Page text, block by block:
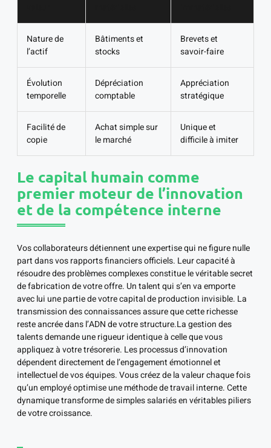
Nature de
l’actif
Bâtiments et
stocks
Brevets et
savoir-faire
Évolution
temporelle
Dépréciation
comptable
Appréciation
stratégique
Facilité de
copie
Achat simple sur
le marché
Unique et
difficile à imiter
Le capital humain comme
premier moteur de l’innovation
et de la compétence interne
Vos collaborateurs détiennent une expertise qui ne figure nulle
part dans vos rapports financiers officiels. Leur capacité à
résoudre des problèmes complexes constitue le véritable secret
de fabrication de votre offre. Un talent qui s’en va emporte
avec lui une partie de votre capital de production invisible. La
transmission des connaissances assure que cette richesse
reste ancrée dans l’ADN de votre structure.La gestion des
talents demande une rigueur identique à celle que vous
appliquez à votre trésorerie. Les processus d’innovation
dépendent directement de l’engagement émotionnel et
intellectuel de vos équipes. Vous créez de la valeur chaque fois
qu’un employé optimise une méthode de travail interne. Cette
dynamique transforme de simples salariés en véritables piliers
de votre croissance.